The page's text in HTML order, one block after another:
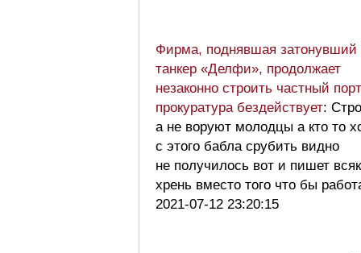
Фирма, поднявшая затонувший
танкер «Делфи», продолжает
незаконно строить частный
прокуратура бездействует:
а не воруют молодцы а кто то
с этого бабла срубить видно
не получилось вот и пишет
хрень вместо того что бы
2021-07-12 23:20:15